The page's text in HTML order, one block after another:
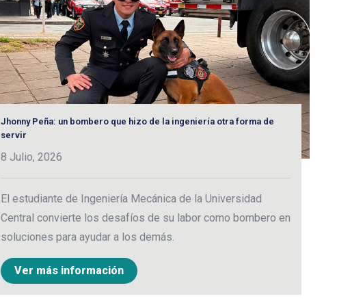
Jhonny Peña: un bombero que hizo de la ingeniería otra forma de
servir
8 Julio, 2026
El estudiante de Ingeniería Mecánica de la Universidad
Central convierte los desafíos de su labor como bombero en
soluciones para ayudar a los demás.
Ver más información